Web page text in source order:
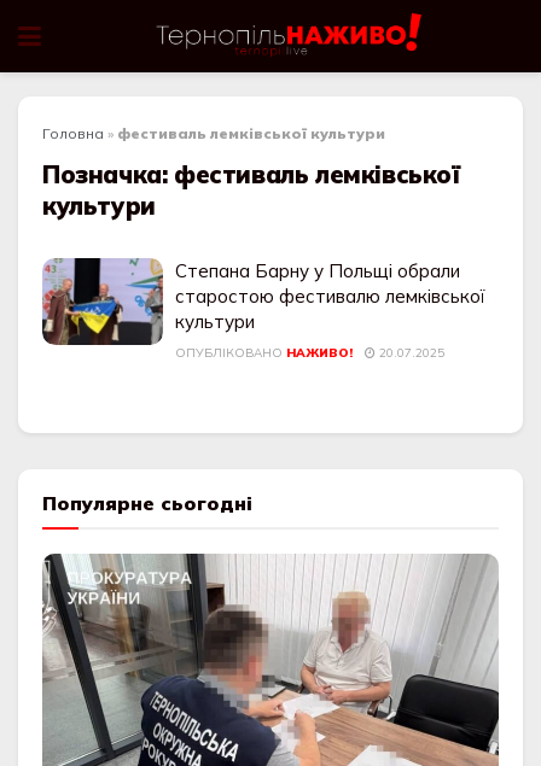
Головна » фестиваль лемківської культури
Позначка: фестиваль лемківської
культури
Степана Барну у Польщі обрали
старостою фестивалю лемківської
культури
ОПУБЛІКОВАНО НАЖИВО! 20.07.2025
Популярне сьогодні